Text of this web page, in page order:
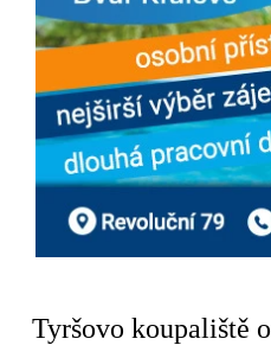
Tyršovo koupaliště